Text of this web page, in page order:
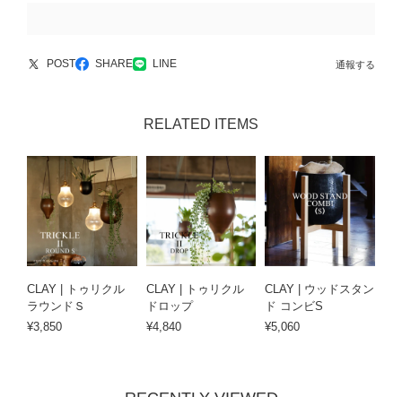
POST SHARE LINE 通報する
RELATED ITEMS
CLAY | トゥリクル
ラウンドＳ
¥3,850
CLAY | トゥリクル
ドロップ
¥4,840
CLAY | ウッドスタン
ド コンビS
¥5,060